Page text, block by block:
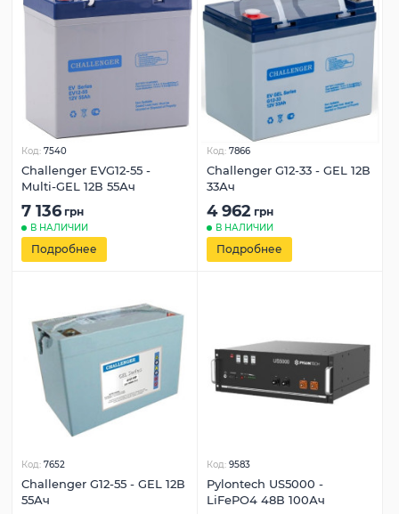
Код: 7540
Challenger EVG12-55 -
Multi-GEL 12В 55Ач
7 136 грн
В НАЛИЧИИ
Подробнее
Код: 7866
Challenger G12-33 - GEL 12В
33Ач
4 962 грн
В НАЛИЧИИ
Подробнее
Код: 7652
Challenger G12-55 - GEL 12В
55Ач
Код: 9583
Pylontech US5000 -
LiFePO4 48В 100Ач